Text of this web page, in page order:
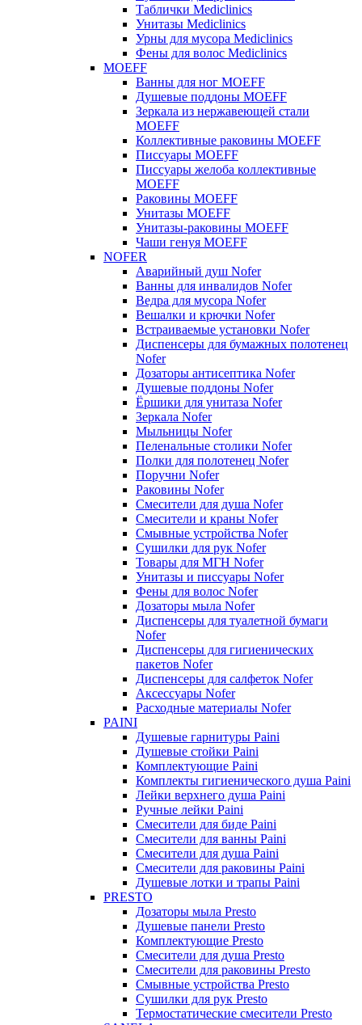
Таблички Mediclinics
Унитазы Mediclinics
Урны для мусора Mediclinics
Фены для волос Mediclinics
MOEFF
Ванны для ног MOEFF
Душевые поддоны MOEFF
Зеркала из нержавеющей стали
MOEFF
Коллективные раковины MOEFF
Писсуары MOEFF
Писсуары желоба коллективные
MOEFF
Раковины MOEFF
Унитазы MOEFF
Унитазы-раковины MOEFF
Чаши генуя MOEFF
NOFER
Аварийный душ Nofer
Ванны для инвалидов Nofer
Ведра для мусора Nofer
Вешалки и крючки Nofer
Встраиваемые установки Nofer
Диспенсеры для бумажных полотенец
Nofer
Дозаторы антисептика Nofer
Душевые поддоны Nofer
Ёршики для унитаза Nofer
Зеркала Nofer
Мыльницы Nofer
Пеленальные столики Nofer
Полки для полотенец Nofer
Поручни Nofer
Раковины Nofer
Смесители для душа Nofer
Смесители и краны Nofer
Смывные устройства Nofer
Сушилки для рук Nofer
Товары для МГН Nofer
Унитазы и писсуары Nofer
Фены для волос Nofer
Дозаторы мыла Nofer
Диспенсеры для туалетной бумаги
Nofer
Диспенсеры для гигиенических
пакетов Nofer
Диспенсеры для салфеток Nofer
Аксессуары Nofer
Расходные материалы Nofer
PAINI
Душевые гарнитуры Paini
Душевые стойки Paini
Комплектующие Paini
Комплекты гигиенического душа Paini
Лейки верхнего душа Paini
Ручные лейки Paini
Смесители для биде Paini
Смесители для ванны Paini
Смесители для душа Paini
Смесители для раковины Paini
Душевые лотки и трапы Paini
PRESTO
Дозаторы мыла Presto
Душевые панели Presto
Комплектующие Presto
Смесители для душа Presto
Смесители для раковины Presto
Смывные устройства Presto
Сушилки для рук Presto
Термостатические смесители Presto